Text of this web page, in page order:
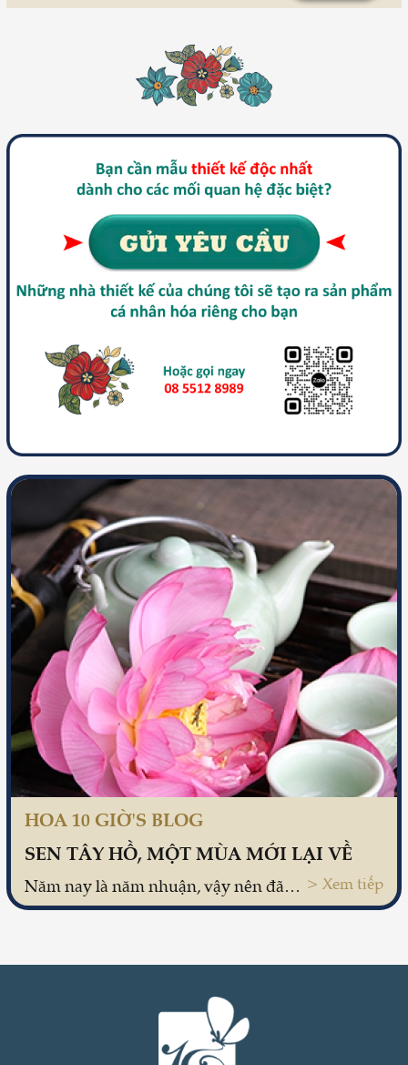
HOA 10 GIỜ'S BLOG
SEN TÂY HỒ, MỘT MÙA MỚI LẠI VỀ
Năm nay là năm nhuận, vậy nên đã sang những ngày đầu tháng 6 mới thấy bóng dáng Sen xuất hiện trên phố. Không biết ở các tỉnh, thành phố khác mùa Sen thế nào, chỉ biết ở người Hà Nội luôn chờ đợi Sen. Vừa kết thúc một mùa Sen, người ta đã lại chờ mùa Sen mới về. > Xem tiếp